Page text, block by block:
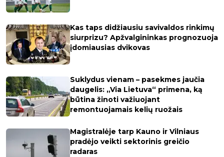
Kas taps didžiausiu savivaldos rinkimų
siurprizu? Apžvalgininkas prognozuoja
įdomiausias dvikovas
Suklydus vienam – pasekmes jaučia
daugelis: „Via Lietuva“ primena, ką
būtina žinoti važiuojant
remontuojamais kelių ruožais
Magistralėje tarp Kauno ir Vilniaus
pradėjo veikti sektorinis greičio
radaras